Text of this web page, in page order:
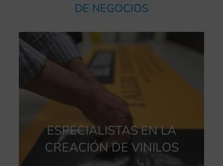
DE NEGOCIOS
ESPECIALISTAS EN LA
CREACIÓN DE VINILOS